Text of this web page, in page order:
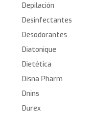
Depilación
Desinfectantes
Desodorantes
Diatonique
Dietética
Disna Pharm
Dnins
Durex